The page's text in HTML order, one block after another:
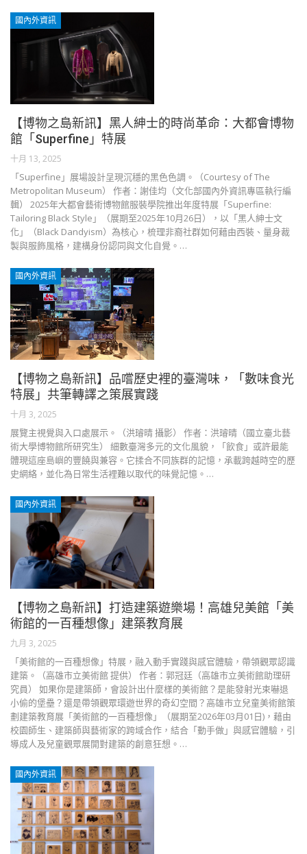
國內外資訊
【博物之島新訊】黑人紳士的時尚革命：大都會博物
館「Superfine」特展
十月 13, 2025
「Superfine」展場設計呈現沉穩的黑色色調。（Courtesy of The
Metropolitan Museum） 作者：謝佳均（文化部國內外資訊專區執行編
輯） 2025年大都會藝術博物館服裝學院推出年度特展「Superfine:
Tailoring Black Style」（展期至2025年10月26日），以「黑人紳士文
化」（Black Dandyism）為核心，梳理非裔社群如何藉由西裝、量身裁
製與服飾風格，建構身份認同與文化自覺。…
國內外資訊
【博物之島新訊】品嚐歷史裡的臺灣味，「數味食光
特展」共筆轉譯之策展實踐
十月 3, 2025
展覽主視覺與入口處展示。（洪璿晴 攝影） 作者：洪璿晴（國立臺北藝
術大學博物館所研究生） 細數臺灣多元的文化風貌，「飲食」或許最能
體現這座島嶼的豐饒與兼容。它揉合不同族群的記憶，承載跨越時空的歷
史網絡，並化為日常生活裡難以取代的味覺記憶。…
國內外資訊
【博物之島新訊】打造建築遊樂場！高雄兒美館「美
術館的一百種想像」建築教育展
九月 3, 2025
「美術館的一百種想像」特展，融入動手實踐與感官體驗，帶領觀眾認識
建築。（高雄市立美術館 提供） 作者：郭冠廷（高雄市立美術館助理研
究員） 如果你是建築師，會設計出什麼樣的美術館？是能發射光束嚇退
小偷的堡壘？還是帶領觀眾環遊世界的奇幻空間？高雄市立兒童美術館策
劃建築教育展「美術館的一百種想像」（展期至2026年03月01日)，藉由
校園師生、建築師與藝術家的跨域合作，結合「動手做」與感官體驗，引
導成人及兒童觀眾展開對建築的創意狂想。…
國內外資訊